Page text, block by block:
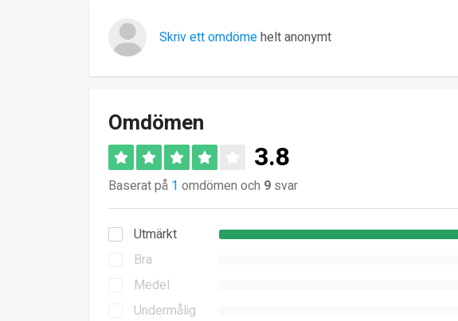
Skriv ett omdömehelt anonymt
Omdömen
3.8
Baserat på 1 omdömen och 9 svar
Utmärkt
Bra
Medel
Undermålig